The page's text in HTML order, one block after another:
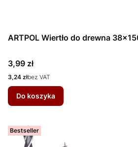
ARTPOL Wiertło do drewna
Cena
3,99 zł
Cena
3,24 złbez VAT
Do koszyka
Bestseller